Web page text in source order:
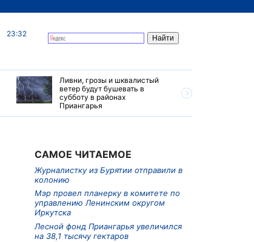
23:32
Ливни, грозы и шквалистый
ветер будут бушевать в
субботу в районах
Приангарья
САМОЕ ЧИТАЕМОЕ
Журналистку из Бурятии отправили в
колонию
Мэр провел планерку в комитете по
управлению Ленинским округом
Иркутска
Лесной фонд Приангарья увеличился
на 38,1 тысячу гектаров